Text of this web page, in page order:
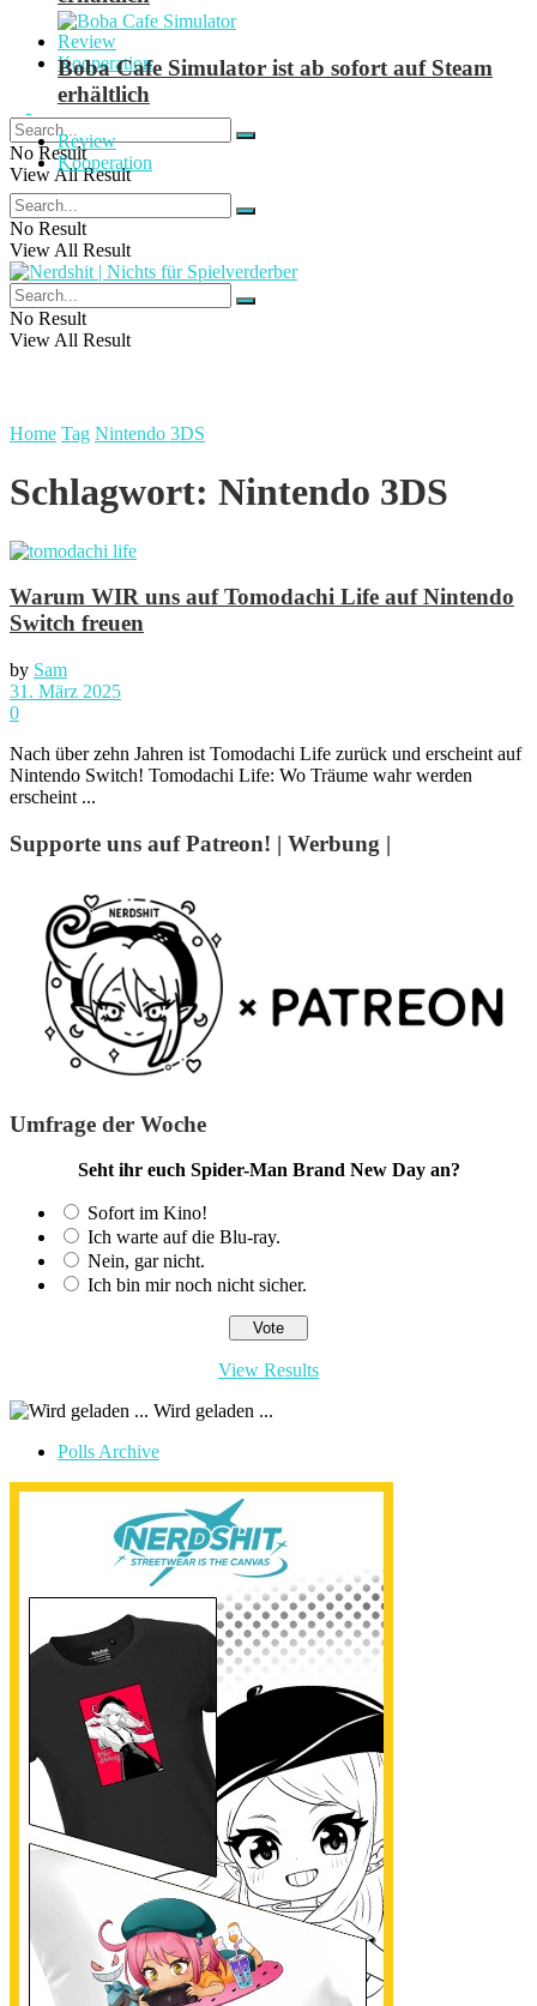
Review
Kooperation
No Result
View All Result
Boba Cafe Simulator ist ab sofort auf Steam
erhältlich
Review
Kooperation
No Result
View All Result
No Result
View All Result
Home Tag Nintendo 3DS
Schlagwort: Nintendo 3DS
Warum WIR uns auf Tomodachi Life auf Nintendo
Switch freuen
by Sam
31. März 2025
0
Nach über zehn Jahren ist Tomodachi Life zurück und erscheint auf
Nintendo Switch! Tomodachi Life: Wo Träume wahr werden
erscheint ...
Supporte uns auf Patreon! | Werbung |
Umfrage der Woche
Seht ihr euch Spider-Man Brand New Day an?
Sofort im Kino!
Ich warte auf die Blu-ray.
Nein, gar nicht.
Ich bin mir noch nicht sicher.
View Results
Wird geladen ...
Polls Archive